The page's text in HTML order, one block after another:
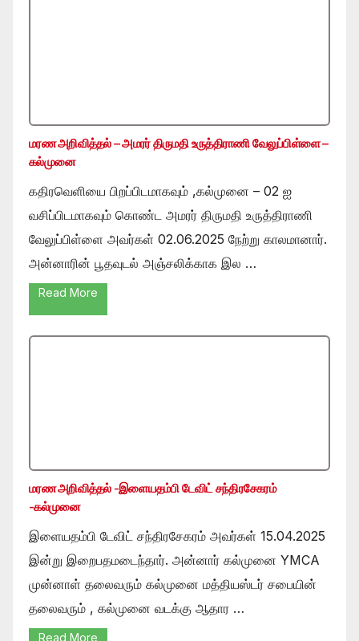
மரண அறிவித்தல் – அமரர் திருமதி உருத்திராணி வேலுப்பிள்ளை –
கல்முனை
கதிரவெளியை பிறப்பிடமாகவும் ,கல்முனை – 02 ஐ
வசிப்பிடமாகவும் கொண்ட அமரர் திருமதி உருத்திராணி
வேலுப்பிள்ளை அவர்கள் 02.06.2025 நேற்று காலமானார்.
அன்னாரின் பூதவுடல் அஞ்சலிக்காக இல …
Read More
மரண அறிவித்தல் -இளையதம்பி டேவிட் சந்திரசேகரம்
-கல்முனை
இளையதம்பி டேவிட் சந்திரசேகரம் அவர்கள் 15.04.2025
இன்று இறைபதமடைந்தார். அன்னார் கல்முனை YMCA
முன்னாள் தலைவரும் கல்முனை மத்தியஸ்டர் சபையின்
தலைவரும் , கல்முனை வடக்கு ஆதார …
Read More